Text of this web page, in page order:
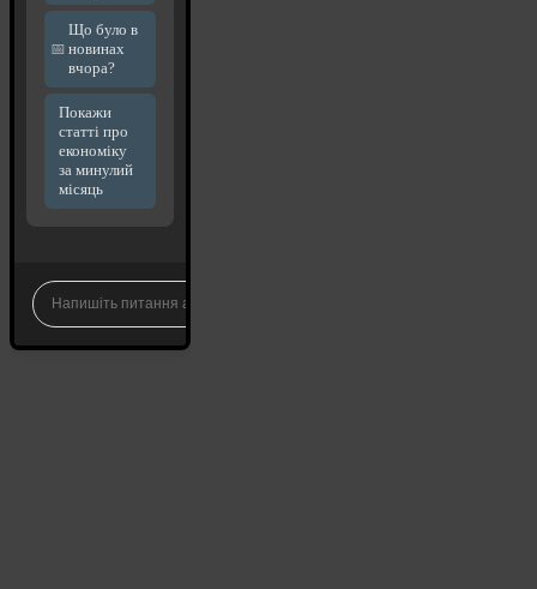
Що було в
новинах
вчора?
Покажи
статті про
економіку
за минулий
місяць